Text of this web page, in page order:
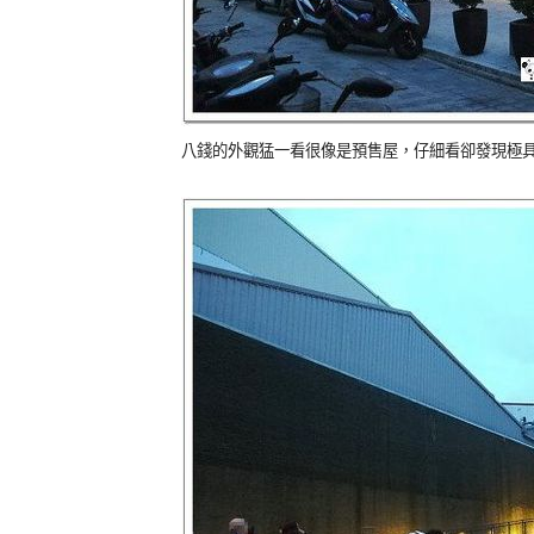
八錢的外觀猛一看很像是預售屋，仔細看卻發現極